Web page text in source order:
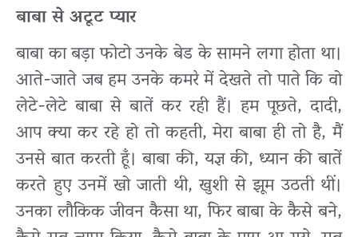
बाबासेअटूटप्यार
बाबा का बड़ा फोटो उनके बेड के सामने लगा होता था।
आते-जाते जब हम उनके कमरे में देखते तो पाते कि वो
लेटे-लेटे बाबा से बातें कर रही हैं। हम पूछते, दादी,
आप क्या कर रहे हो तो कहती, मेरा बाबा ही तो है, मैं
उनसे बात करती हूँ। बाबा की, यज्ञ की, ध्यान की बातें
करते हुए उनमें खो जाती थी, खुशी से झूम उठती थीं।
उनका लौकिक जीवन कैसा था, फिर बाबा के कैसे बने,